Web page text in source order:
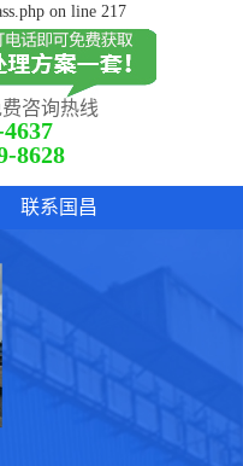
on line 217
咨询热线
8628
联系国昌